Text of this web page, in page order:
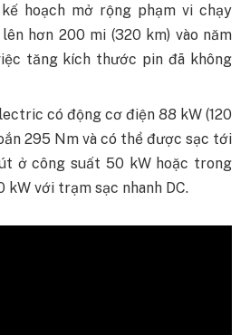
hoạch mở rộng phạm vi chạy
hơn 200 mi (320 km) vào năm
tăng kích thước pin đã không
có động cơ điện 88 kW (120
295 Nm và có thể được sạc tới
ở công suất 50 kW hoặc trong
kW với trạm sạc nhanh DC.